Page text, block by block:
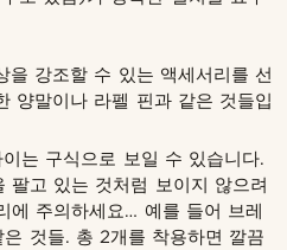
을 강조할 수 있는 액세서리를 선
양말이나 라펠 핀과 같은 것들입
이는 구식으로 보일 수 있습니다.
팔고 있는 것처럼 보이지 않으려
에 주의하세요… 예를 들어 브레
것들. 총 2개를 착용하면 깔끔